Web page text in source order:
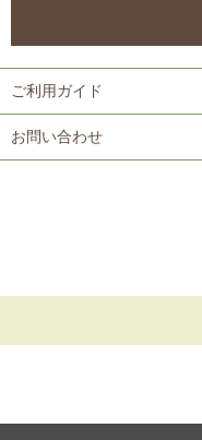
ご利用ガイド
お問い合わせ